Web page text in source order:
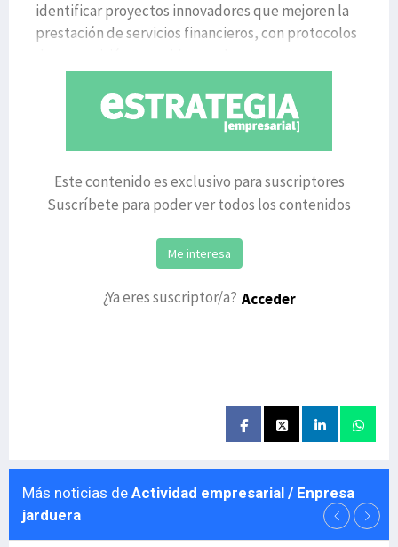
identificar proyectos innovadores que mejoren la
prestación de servicios financieros, con protocolos
Este contenido es exclusivo para suscriptores
Suscríbete para poder ver todos los contenidos
Me interesa
¿Ya eres suscriptor/a? Acceder
Más noticias de Actividad empresarial / Enpresa
jarduera